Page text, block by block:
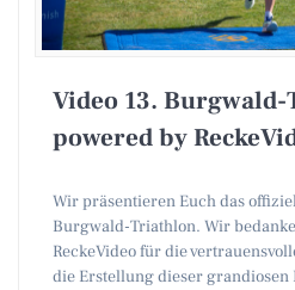
Video 13.
powered by
Wir präsentieren Euch das
Burgwald-Triathlon. Wir
ReckeVideo für die
die Erstellung dieser